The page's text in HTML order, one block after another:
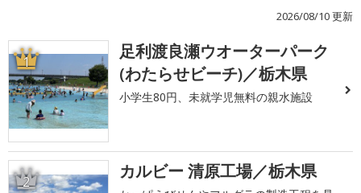
2026/08/10 更新
1
足利渡良瀬ウオーターパーク
(わたらせビーチ)／栃木県
小学生80円、未就学児無料の親水施設
2 カルビー 清原工場／栃木県